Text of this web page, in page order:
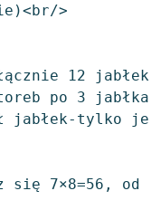
>
12
po 3
jabłek-tylko je
się 7×8=56, od